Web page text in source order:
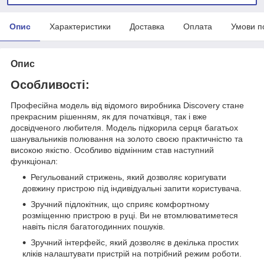
Опис Характеристики Доставка Оплата Умови
Опис
Особливості:
Професійна модель від відомого виробника Discovery стане
прекрасним рішенням, як для початківця, так і вже
досвідченого любителя. Модель підкорила серця багатьох
шанувальників полювання на золото своєю практичністю та
високою якістю. Особливо відмінним став наступний
функціонал:
Регульований стрижень, який дозволяє коригувати
довжину пристрою під індивідуальні запити користувача.
Зручний підлокітник, що сприяє комфортному
розміщенню пристрою в руці. Ви не втомлюватиметеся
навіть після багатогодинних пошуків.
Зручний інтерфейс, який дозволяє в декілька простих
кліків налаштувати пристрій на потрібний режим роботи.